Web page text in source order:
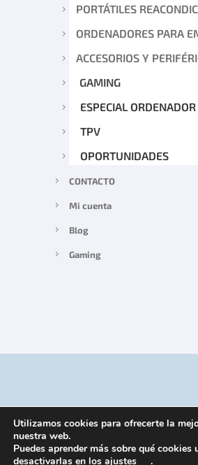
PORTÁTILES
ORDENADORES PARA
ACCESORIOS Y
GAMING
ESPECIAL
TPV
OPORTUNIDADES
CONTACTO
Mi cuenta
Blog
Gaming
Utilizamos cookies para ofrecerte la
nuestra web.
Puedes aprender más sobre qué cookies
desactivarlas en los ajustes .